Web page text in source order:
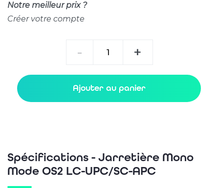
Notre meilleur prix ?
Créer votre compte
-
Mode
OS2
+
Ajouter au panier
Spécifications - Jarretière Mono
Mode OS2 LC-UPC/SC-APC